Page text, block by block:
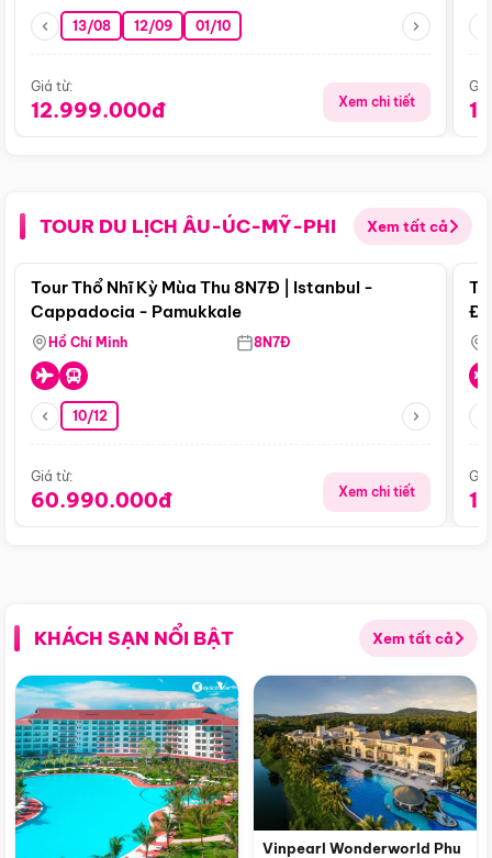
13/08 12/09 01/10
Giá từ:
12.999.000đ Xem chi tiết
TOUR DU LỊCH ÂU-ÚC-MỸ-PHI Xem tất cả
Điểm nổi bật
Tour Thổ Nhĩ Kỳ Mùa Thu 8N7Đ | Istanbul -
Cappadocia - Pamukkale
Hồ Chí Minh 8N7Đ
10/12
Giá từ:
60.990.000đ Xem chi tiết
KHÁCH SẠN NỔI BẬT Xem tất cả
Vinpearl Wonderworld Phu